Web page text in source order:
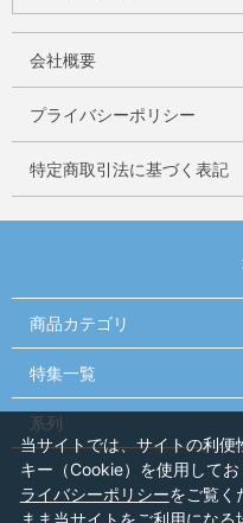
会社概要
プライバシーポリシー
特定商取引法に基づく表記
商品カテゴリ
特集一覧
系列
当サイトでは、サイトの利便
キー（Cookie）を使用して
ライバシーポリシーをご覧く